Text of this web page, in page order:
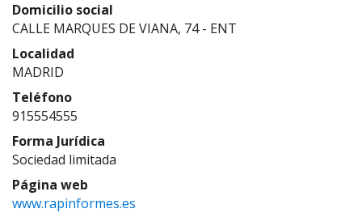
Domicilio social
CALLE MARQUES DE VIANA, 74 - ENT
Localidad
MADRID
Teléfono
915554555
Forma Jurídica
Sociedad limitada
Página web
www.rapinformes.es